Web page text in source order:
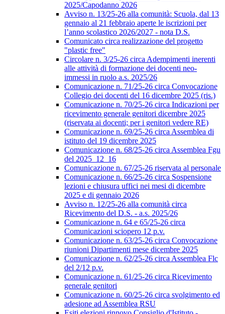
2025/Capodanno 2026
Avviso n. 13/25-26 alla comunità: Scuola, dal 13
gennaio al 21 febbraio aperte le iscrizioni per
l’anno scolastico 2026/2027 - nota D.S.
Comunicato circa realizzazione del progetto
"plastic free"
Circolare n. 3/25-26 circa Adempimenti inerenti
alle attività di formazione dei docenti neo-
immessi in ruolo a.s. 2025/26
Comunicazione n. 71/25-26 circa Convocazione
Collegio dei docenti del 16 dicembre 2025 (ris.)
Comunicazione n. 70/25-26 circa Indicazioni per
ricevimento generale genitori dicembre 2025
(riservata ai docenti; per i genitori vedere RE)
Comunicazione n. 69/25-26 circa Assemblea di
istituto del 19 dicembre 2025
Comunicazione n. 68/25-26 circa Assemblea Fgu
del 2025_12_16
Comunicazione n. 67/25-26 riservata al personale
Comunicazione n. 66/25-26 circa Sospensione
lezioni e chiusura uffici nei mesi di dicembre
2025 e di gennaio 2026
Avviso n. 12/25-26 alla comunità circa
Ricevimento del D.S. - a.s. 2025/26
Comunicazione n. 64 e 65/25-26 circa
Comunicazioni sciopero 12 p.v.
Comunicazione n. 63/25-26 circa Convocazione
riunioni Dipartimenti mese dicembre 2025
Comunicazione n. 62/25-26 circa Assemblea Flc
del 2/12 p.v.
Comunicazione n. 61/25-26 circa Ricevimento
generale genitori
Comunicazione n. 60/25-26 circa svolgimento ed
adesione ad Assemblea RSU